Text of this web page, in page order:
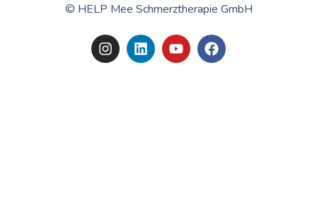
© HELP Mee Schmerztherapie GmbH